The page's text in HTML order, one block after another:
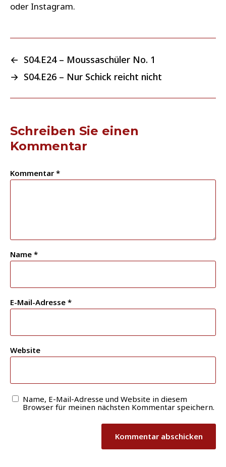
oder Instagram.
← S04.E24 – Moussaschüler No. 1
→ S04.E26 – Nur Schick reicht nicht
Schreiben Sie einen
Kommentar
Kommentar*
Name *
E-Mail-Adresse *
Website
Name, E-Mail-Adresse und Website in diesem
Browser für meinen nächsten Kommentar speichern.